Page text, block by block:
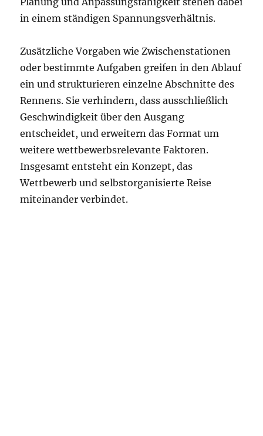
in einem ständigen Spannungsverhältnis.
Zusätzliche Vorgaben wie Zwischenstationen
oder bestimmte Aufgaben greifen in den Ablauf
ein und strukturieren einzelne Abschnitte des
Rennens. Sie verhindern, dass ausschließlich
Geschwindigkeit über den Ausgang
entscheidet, und erweitern das Format um
weitere wettbewerbsrelevante Faktoren.
Insgesamt entsteht ein Konzept, das
Wettbewerb und selbstorganisierte Reise
miteinander verbindet.